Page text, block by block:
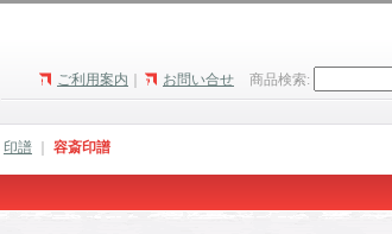
ご利用案内 お問い合せ 商品検索:
印譜 容斎印譜